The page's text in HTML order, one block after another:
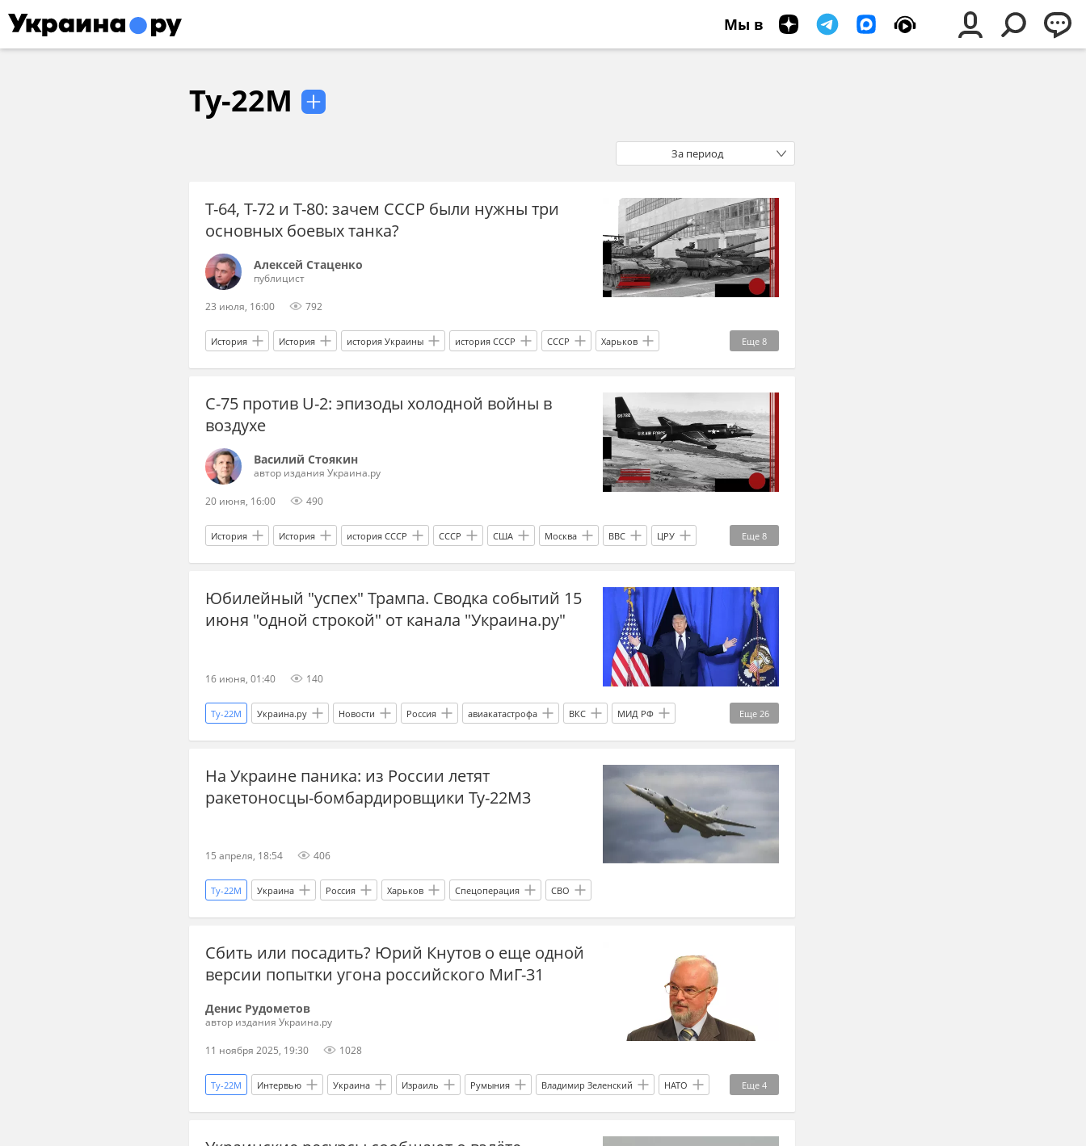
Мы в
Ту-22М
За период
Т-64, Т-72 и Т-80: зачем СССР были нужны три
основных боевых танка?
Алексей Стаценко
публицист
23 июля, 16:00 792
Еще 8
История История история Украины история СССР СССР Харьков
Украина Т-80 Т-72 "Урал" Т-62 Т-64БМ "Булат" танки ВСУ Россия
С-75 против U-2: эпизоды холодной войны в
воздухе
Василий Стоякин
автор издания Украина.ру
20 июня, 16:00 490
Еще 8
История История история СССР СССР США Москва ВВС ЦРУ
самолет авиация ПВО разведка зенитные ракетные комплексы
бомбардировщик 1950-е 1960-е
Юбилейный "успех" Трампа. Сводка событий 15
июня "одной строкой" от канала "Украина.ру"
16 июня, 01:40 140
Еще 26
Ту-22М Украина.ру Новости Россия авиакатастрофа ВКС МИД РФ
Украина Военные преступления ВСУ ВПК ЗРК Patriot ЮНЕСКО
Православие УПЦ БПЛА антикоррупционеры
Николай Патрушев Азовское море Гаага Украина-ЕС Сикорский
переговоры
Ближний Восток Мир без границ
На Украине паника: из России летят
ракетоносцы-бомбардировщики Ту-22М3
15 апреля, 18:54 406
Ту-22М Украина Россия Харьков Спецоперация СВО
Сбить или посадить? Юрий Кнутов о еще одной
версии попытки угона российского МиГ-31
Денис Рудометов
автор издания Украина.ру
11 ноября 2025, 19:30 1028
Еще 4
Ту-22М Интервью Украина Израиль Румыния Владимир Зеленский НАТО
Ростех НПЗ F-16 МиГ-31